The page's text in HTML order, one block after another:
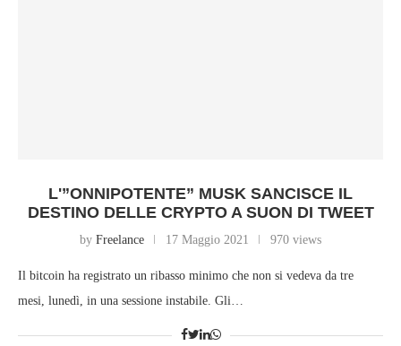
L'”ONNIPOTENTE” MUSK SANCISCE IL
DESTINO DELLE CRYPTO A SUON DI TWEET
by Freelance 17 Maggio 2021 970 views
Il bitcoin ha registrato un ribasso minimo che non si vedeva da tre
mesi, lunedì, in una sessione instabile. Gli…